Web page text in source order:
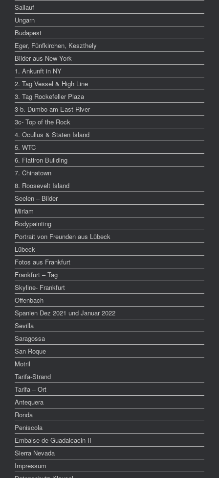
Sailauf
Ungarn
Budapest
Eger, Fünfkirchen, Keszthely
Bilder aus New York
1. Ankunft in NY
2. Tag Vessel & High Line
3. Tag Rockefeller Plaza
3-b. Dumbo am East River
3c- Top of the Rock
4. Ocullus & Staten Island
5. WTC
6. Flatiron Building
7. Chinatown
8. Roosevelt Island
Seelen – Bilder
Miriam
Bodypainting
Portrait von Freunden aus Lübeck
Lübeck
Fotos aus Frankfurt
Frankfurt – Tag
Skyline- Frankfurt
Offenbach
Spanien Dez 2021 und Januar 2022
Sevilla
Saragossa
San Roque
Motril
Tarifa-Strand
Tarifa – Ort
Antequera
Ronda
Peniscola
Embalse de Guadalcacin II
Sierra Nevada
Impressum